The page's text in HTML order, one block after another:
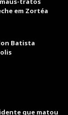
em Zortéa
Batista
que matou